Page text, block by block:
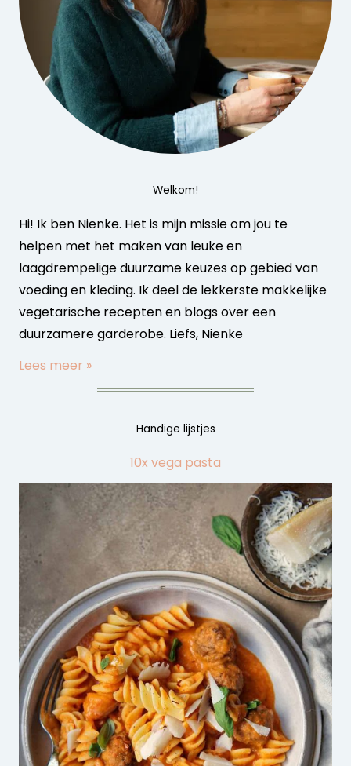
Welkom!
Hi! Ik ben Nienke. Het is mijn missie om jou te
helpen met het maken van leuke en
laagdrempelige duurzame keuzes op gebied van
voeding en kleding. Ik deel de lekkerste makkelijke
vegetarische recepten en blogs over een
duurzamere garderobe. Liefs, Nienke
Lees meer »
Handige lijstjes
10x vega pasta